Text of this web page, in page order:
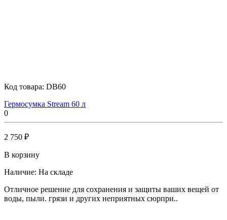
Код товара: DB60
Гермосумка Stream 60 л
0
2 750 ₽
В корзину
Наличие: На складе
Отличное решение для сохранения и защиты ваших вещей от
воды, пыли. грязи и других неприятных сюрпри..